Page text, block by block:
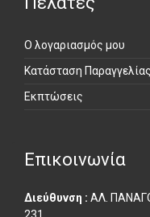
Πελάτες
Ο λογαριασμός μου
Κατάσταση Παραγγελίας
Εκπτώσεις
Επικοινωνία
Διεύθυνση :
ΑΛ.